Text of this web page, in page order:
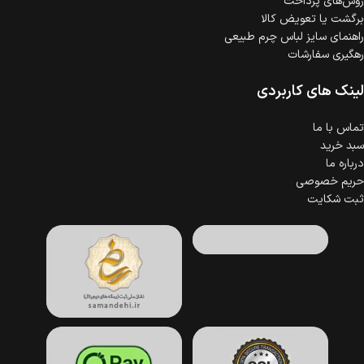
برگشت یا تعویض کالا
راهنمای سایز لباس چرم طبیعی
رهگیری سفارشات
لینک های کاربردی
تماس با ما
سبد خرید
درباره ما
حریم خصوصی
ثبت شکایت